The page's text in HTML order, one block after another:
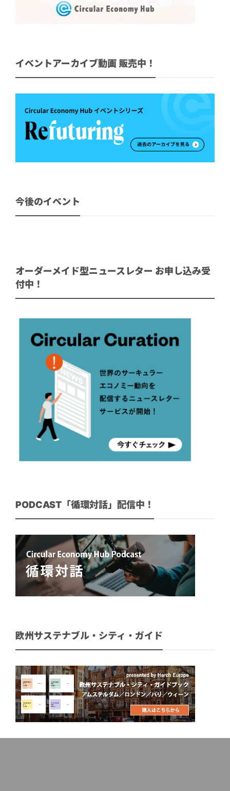
イベントアーカイブ動画 販売中！
今後のイベント
オーダーメイド型ニュースレター お申し込み受
付中！
PODCAST「循環対話」配信中！
欧州サステナブル・シティ・ガイド